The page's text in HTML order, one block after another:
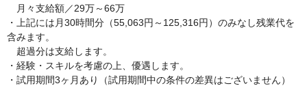
月々支給額／29万～66万
・上記には月30時間分（55,063円～125,316円）のみなし残業代を
含みます。
超過分は支給します。
・経験・スキルを考慮の上、優遇します。
・試用期間3ヶ月あり（試用期間中の条件の差異はございません）